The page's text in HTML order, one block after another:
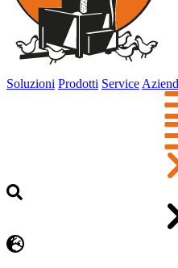
Soluzioni Prodotti Service